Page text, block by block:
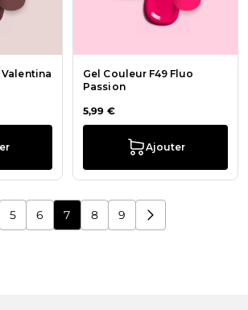
Valentina
Gel Couleur F49 Fluo
Passion
5,99 €
Ajouter
Page
5 Page
6 Vous lisez actuellement la page
7 Page
8 Page
9